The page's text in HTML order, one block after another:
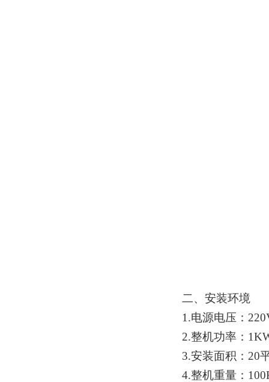
二、安装环境
1.电源电压：
2.整机功率：
3.安装面积：20
4.整机重量：